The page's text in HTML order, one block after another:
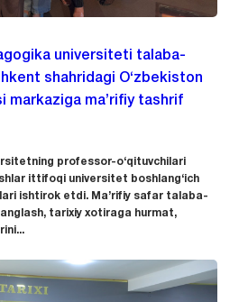
universiteti talaba-
shahridagi O‘zbekiston
markaziga ma’rifiy tashrif
professor-o‘qituvchilari
ittifoqi universitet boshlang‘ich
ishtirok etdi. Ma’rifiy safar talaba-
anglash, tarixiy xotiraga hurmat,